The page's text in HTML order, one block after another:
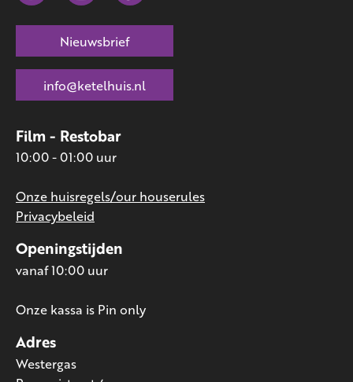
Adres
Westergas
Openingstijden
vanaf 10:00 uur
Onze kassa is Pin only
Film - Restobar
10:00 - 01:00 uur
Onze huisregels/our houserules
Privacybeleid
Nieuwsbrief
info@ketelhuis.nl